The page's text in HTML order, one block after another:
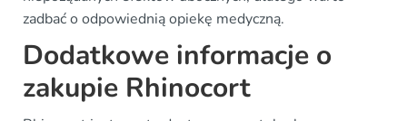
zadbać o odpowiednią opiekę medyczną.
Dodatkowe informacje o
zakupie Rhinocort